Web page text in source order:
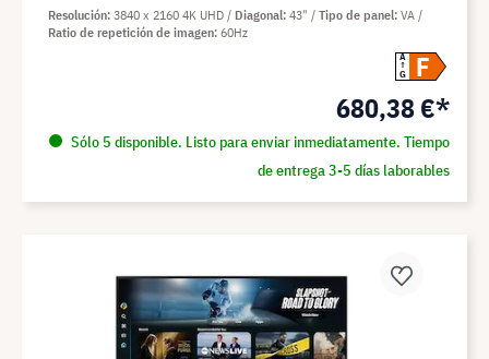
A
G
F
680,38 €*
Sólo 5 disponible. Listo para enviar inmediatamente. Tiempo
de entrega 3-5 días laborables
Resolución 3840 x 2160 4K UHD Diagonal 43" Tipo de panel VA
Ratio de repetición de imagen 60Hz